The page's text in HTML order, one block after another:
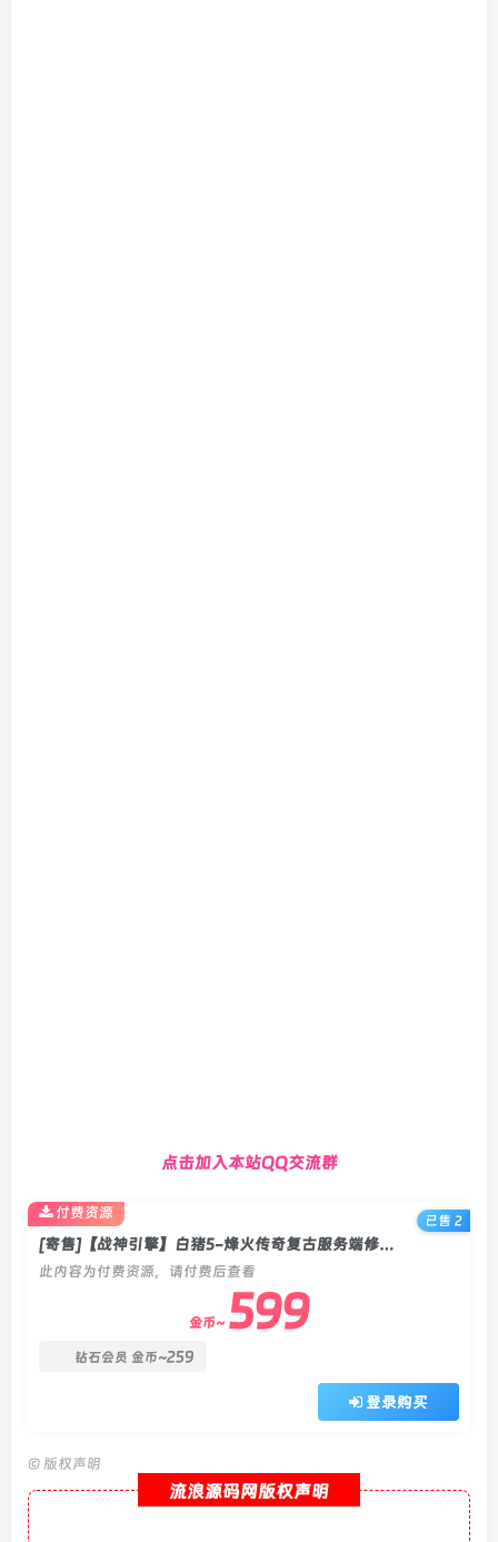
点击加入本站QQ交流群
[寄售]【战神引擎】白猪5-烽火传奇复古服务端修复版+双端+教程
此内容为付费资源，请付费后查看
金币~ 599
钻石会员 金币~259
登录购买
付费资源
已售 2
© 版权声明
流浪源码网版权声明